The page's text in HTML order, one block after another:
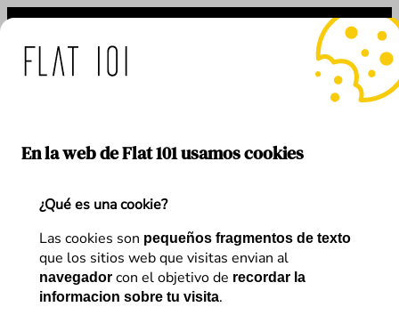
En la web de Flat 101 usamos cookies
¿Qué es una cookie?
Las cookies son pequeños fragmentos de texto
que los sitios web que visitas envian al
navegador con el objetivo de recordar la
informacion sobre tu visita.
Saltar
contenido
Autor:Silvia Guardingo